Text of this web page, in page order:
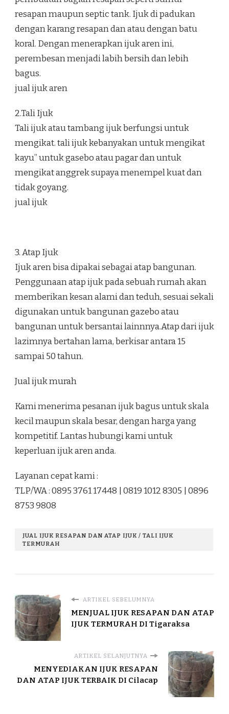
resapan maupun septic tank. Ijuk di padukan
dengan karang resapan dan atau dengan batu
koral. Dengan menerapkan ijuk aren ini,
perembesan menjadi labih bersih dan lebih
bagus.
jual ijuk aren
2.Tali Ijuk
Tali ijuk atau tambang ijuk berfungsi untuk
mengikat. tali ijuk kebanyakan untuk mengikat
kayu” untuk gasebo atau pagar dan untuk
mengikat anggrek supaya menempel kuat dan
tidak goyang.
jual ijuk
3. Atap Ijuk
Ijuk aren bisa dipakai sebagai atap bangunan.
Penggunaan atap ijuk pada sebuah rumah akan
memberikan kesan alami dan teduh, sesuai sekali
digunakan untuk bangunan gazebo atau
bangunan untuk bersantai lainnnya.Atap dari ijuk
lazimnya bertahan lama, berkisar antara 15
sampai 50 tahun.
Jual ijuk murah
Kami menerima pesanan ijuk bagus untuk skala
kecil maupun skala besar, dengan harga yang
kompetitif. Lantas hubungi kami untuk
keperluan ijuk aren anda.
Layanan cepat kami :
TLP/WA : 0895 3761 17448 | 0819 1012 8305 | 0896
8753 9808
JUAL IJUK RESAPAN DAN ATAP IJUK / TALI IJUK
TERMURAH
ARTIKEL SEBELUMNYA
MENJUAL IJUK RESAPAN DAN ATAP
IJUK TERMURAH DI Tigaraksa
ARTIKEL SELANJUTNYA
MENYEDIAKAN IJUK RESAPAN
DAN ATAP IJUK TERBAIK DI Cilacap